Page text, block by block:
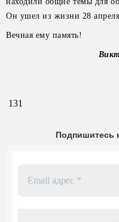
Он ушел из жизни 28
Вечная ему память!
131
Подпишитесь